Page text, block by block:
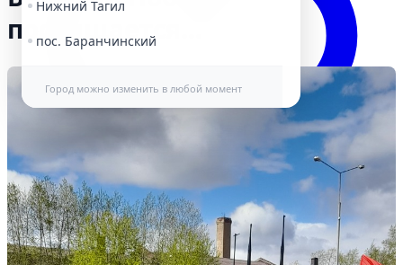
Нижний Тагил
пос. Баранчинский
Город можно изменить в любой момент
посвящается…